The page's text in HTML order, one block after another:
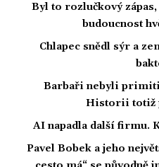
Byl to rozlučkový
budoucnost
Chlapec snědl sýr a
Barbaři nebyli
Historii totiž
AI napadla další firmu.
Pavel Bobek a jeho